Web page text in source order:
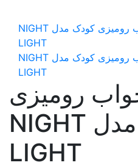
رومیزی
کودک مدل NIGHT
LIGHT